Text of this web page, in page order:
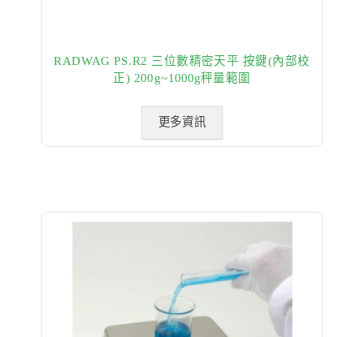
RADWAG PS.R2 三位數精密天平 按鍵(內部校
正) 200g~1000g秤量範圍
更多資訊